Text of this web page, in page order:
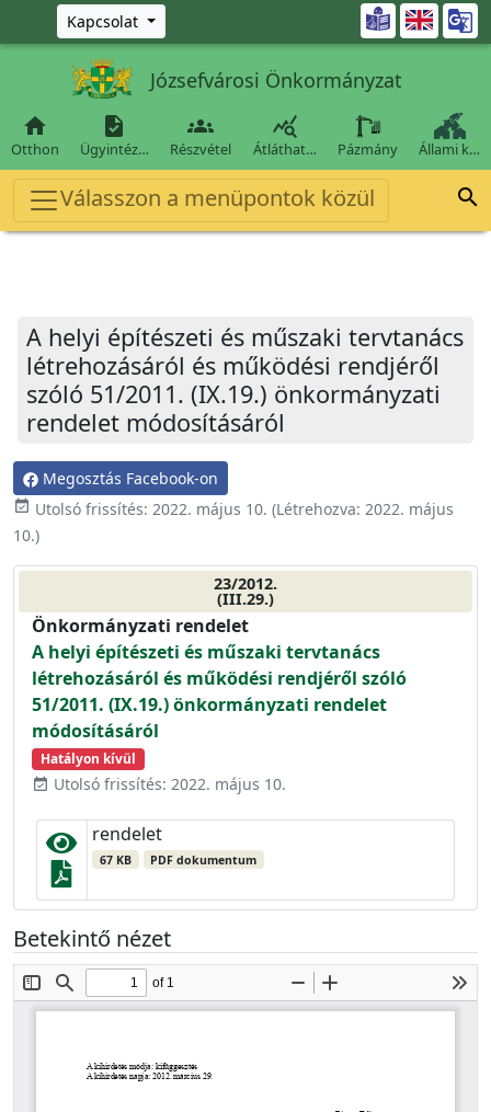
Ugrás a fő tartalomra
Kapcsolat 
Józsefvárosi Önkormányzat

Otthon

Ügyintéz…

Részvétel

Átláthat… Pázmány Állami k…
Válasszon a menüpontok közül 
A helyi építészeti és műszaki tervtanács
létrehozásáról és működési rendjéről
szóló 51/2011. (IX.19.) önkormányzati
rendelet módosításáról
Megosztás Facebook-on
event_available Utolsó frissítés: 2022. május 10. (Létrehozva: 2022. május
10.)
23/2012.
(III.29.)
Önkormányzati rendelet
A helyi építészeti és műszaki tervtanács
létrehozásáról és működési rendjéről szóló
51/2011. (IX.19.) önkormányzati rendelet
módosításáról
Hatályon kívül
event_available Utolsó frissítés: 2022. május 10.
rendelet
67 KB PDF dokumentum
Betekintő nézet